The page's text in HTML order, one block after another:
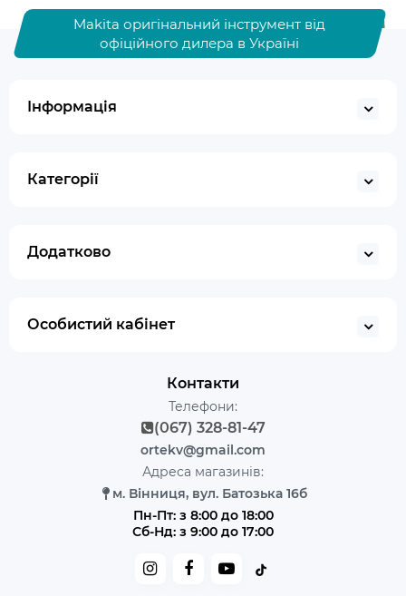
Makita оригінальний інструмент від
офіційного дилера в Україні
Інформація
Категорії
Додатково
Особистий кабінет
Контакти
Телефони:
(067) 328-81-47
ortekv@gmail.com
Адреса магазинів:
м. Вінниця, вул. Батозька 16б
Пн-Пт: з 8:00 до 18:00
Сб-Нд: з 9:00 до 17:00